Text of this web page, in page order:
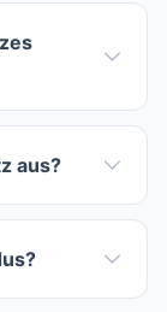
aus?